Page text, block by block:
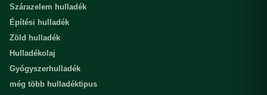
Szárazelem hulladék
Építési hulladék
Zöld hulladék
Hulladékolaj
Gyógyszerhulladék
még több hulladéktipus